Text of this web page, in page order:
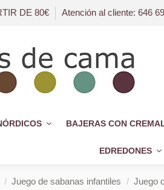
DE 80€ Atención al cliente: 646
BAJERAS CON
EDREDONES
Juego de sabanas infantiles Juego